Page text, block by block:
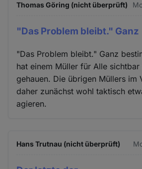
Thomas Göring (nicht überprüft)
"Das Problem bleibt." Ganz
"Das Problem bleibt." Ganz
hat einem Müller für Alle
gehauen. Die übrigen Müllers im
daher zunächst wohl taktisch
agieren.
Hans Trutnau (nicht überprüft)